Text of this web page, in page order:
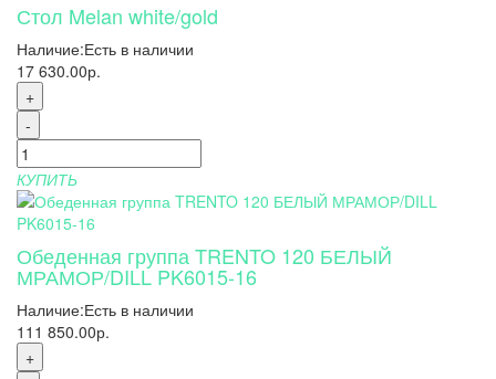
Стол Melan white/gold
Наличие:Есть в наличии
17 630.00р.
+
-
КУПИТЬ
Обеденная группа TRENTO 120 БЕЛЫЙ
МРАМОР/DILL PK6015-16
Наличие:Есть в наличии
111 850.00р.
+